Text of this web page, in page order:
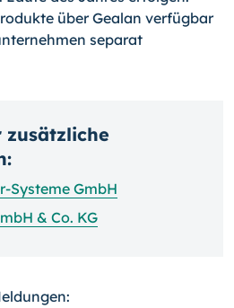
über Gealan verfügbar
separat
zusätzliche
Systeme GmbH
& Co. KG